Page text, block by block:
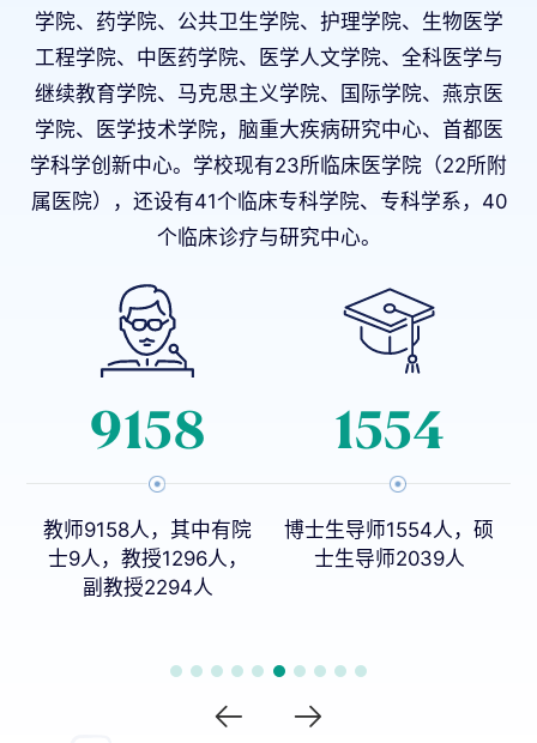
学院、药学院、公共卫生学院、护理学院、生物医学
工程学院、中医药学院、医学人文学院、全科医学与
继续教育学院、马克思主义学院、国际学院、燕京医
学院、医学技术学院，脑重大疾病研究中心、首都医
学科学创新中心。学校现有23所临床医学院（22所附
属医院），还设有41个临床专科学院、专科学系，40
个临床诊疗与研究中心。
16
博士生导师1554人，硕
士生导师2039人
0
本科专业27个